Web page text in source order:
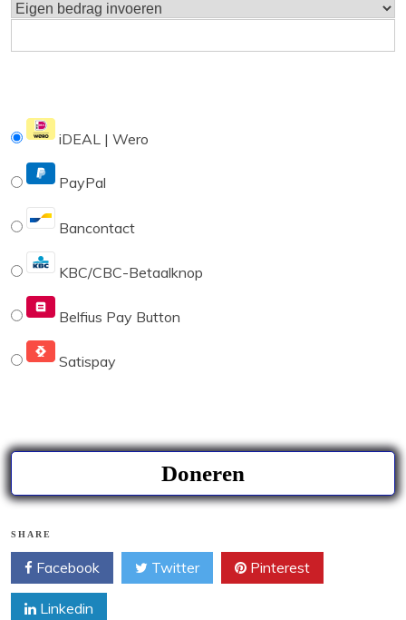
iDEAL | Wero
PayPal
Bancontact
KBC/CBC-Betaalknop
Belfius Pay Button
Satispay
SHARE
Facebook Twitter Pinterest
Linkedin